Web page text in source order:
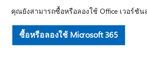
คุณยังสามารถซื้อหรือลองใช้ Office เวอร์ชั
ซื้อหรือลองใช้ Microsoft 365